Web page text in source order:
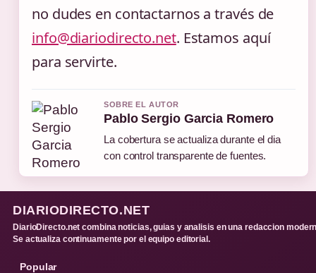
no dudes en contactarnos a través de
info@diariodirecto.net. Estamos aquí
para servirte.
SOBRE EL AUTOR
Pablo Sergio Garcia Romero
La cobertura se actualiza durante el dia
con control transparente de fuentes.
DIARIODIRECTO.NET
DiarioDirecto.net combina noticias, guias y analisis en una redaccion
Se actualiza continuamente por el equipo editorial.
Popular